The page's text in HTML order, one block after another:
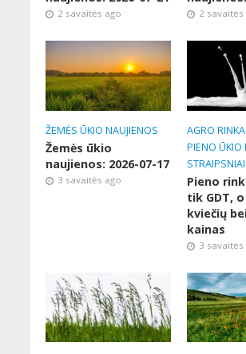
2 savaitės ago 2 savaitės
ŽEMĖS ŪKIO NAUJIENOS
Žemės ūkio
naujienos: 2026-07-17
3 savaitės ago
AGRO RINKA
PIENO ŪKIO
STRAIPSNIAI
Pieno
tik GDT,
kviečių
kainas
3 savaitės